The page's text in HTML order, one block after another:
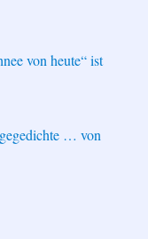
von heute“ ist
… von